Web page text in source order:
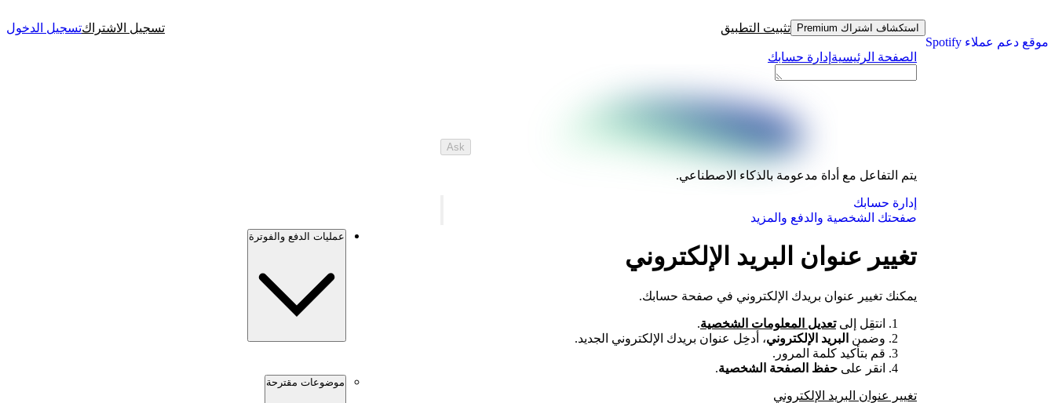
موقع دعم عملاء Spotify
استكشاف اشتراك Premium تثبيت التطبيق تسجيل الاشتراكتسجيل الدخول
الصفحة الرئيسية إدارة حسابك
Ask
يتم التفاعل مع أداة مدعومة بالذكاء الاصطناعي.
إدارة حسابك
صفحتك الشخصية والدفع والمزيد
تغيير عنوان البريد الإلكتروني
يمكنك تغيير عنوان بريدك الإلكتروني في صفحة حسابك.
انتقِل إلىتعديل المعلومات الشخصية.
وضمن البريد الإلكتروني، أدخِل عنوان بريدك الإلكتروني الجديد.
قم بتأكيد كلمة المرور.
انقر على حفظ الصفحة الشخصية.
تغيير عنوان البريد الإلكتروني
عمليات الدفع والفوترة
موضوعات مقترحة